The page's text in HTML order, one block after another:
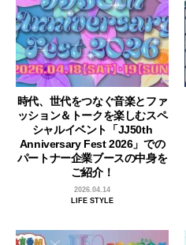
時代、世代をつなぐ音楽とファ
ッション＆トークを楽しむスペ
シャルイベント「JJ50th
Anniversary Fest 2026」での
パートナー企業ブースの中身を
ご紹介！
2026.04.14
LIFE STYLE